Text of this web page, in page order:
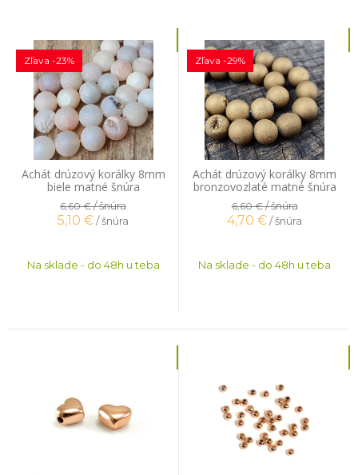
Achát drúzový korálky 8mm
biele matné šnúra
Zľava -23%
6,60 €/ šnúra
5,10 €/ šnúra
Na sklade - do 48h u teba
Achát drúzový korálky 8mm
bronzovozlaté matné šnúra
Zľava -29%
6,60 €/ šnúra
4,70 €/ šnúra
Na sklade - do 48h u teba